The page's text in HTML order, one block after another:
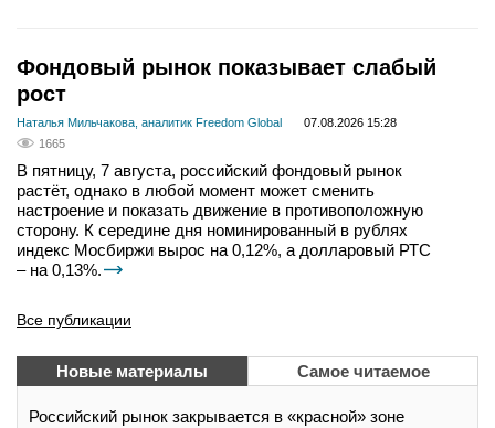
Фондовый рынок показывает слабый
рост
Наталья Мильчакова, аналитик Freedom Global
07.08.2026 15:28
1665
В пятницу, 7 августа, российский фондовый рынок
растёт, однако в любой момент может сменить
настроение и показать движение в противоположную
сторону. К середине дня номинированный в рублях
индекс Мосбиржи вырос на 0,12%, а долларовый РТС
– на 0,13%.
Все публикации
Новые материалы Самое читаемое
Российский рынок закрывается в «красной» зоне